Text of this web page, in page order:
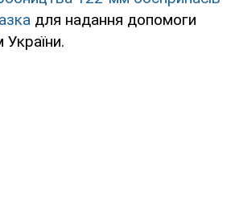
для надання допомоги